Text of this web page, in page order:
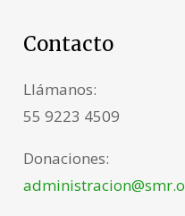
Contacto
Llámanos:
55 9223 4509
Donaciones: